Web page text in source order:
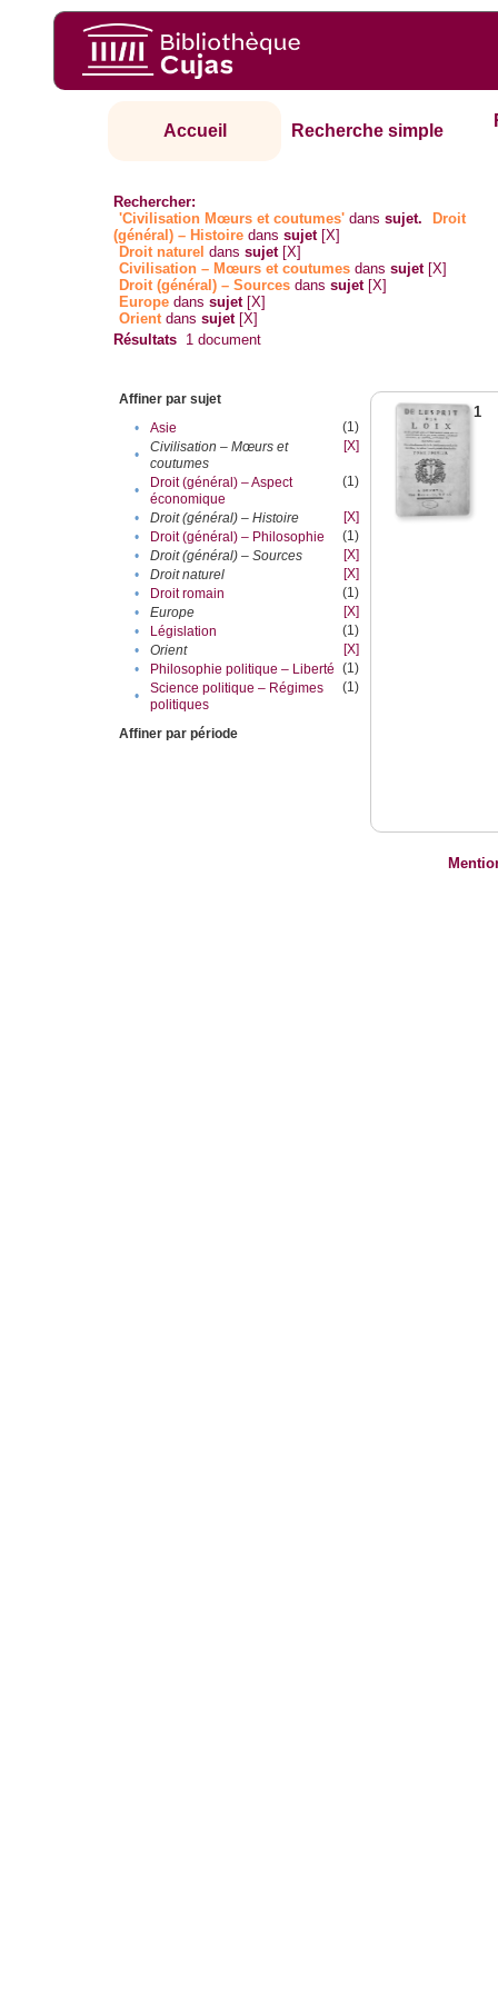
Accueil Recherche simple
Rechercher:
'Civilisation Mœurs et coutumes' danssujet.
Droit
(général) – Histoire danssujet [X]
Droit naturel danssujet [X]
Civilisation – Mœurs et coutumes danssujet [X]
Droit (général) – Sources danssujet [X]
Europe danssujet [X]
Orientdanssujet [X]
Résultats 1 document
Affiner par sujet
•
Asie
(1)
•
Civilisation – Mœurs et
coutumes
[X]
•
Droit (général) – Aspect
économique
(1)
• Droit (général) – Histoire
[X]
•
Droit (général) – Philosophie
(1)
•
Droit (général) – Sources
[X]
•
Droit naturel
[X]
•
Droit romain
(1)
•
Europe
[X]
•
Législation
(1)
•
Orient
[X]
•
Philosophie politique – Liberté (1)
•
Science politique – Régimes
politiques
(1)
Affiner par période
1